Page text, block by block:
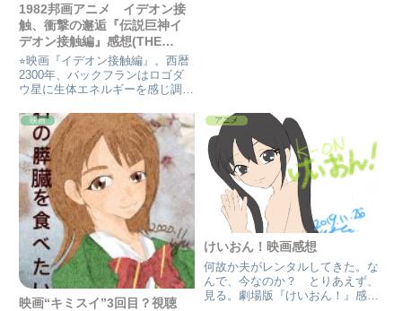
1982邦画アニメ イデオン接
触、衝撃の邂逅『伝説巨神イ
デオン接触編』感想(THE
IDEON; A CONTACT)
⭐︎映画『イデオン接触編』。西暦
2300年、バックフランはロゴダ
ウ星に生体エネルギーを感じ調査
が星に行く事により、ロゴダウ
(ソロ星)にいた地球人と対話する
間もなく争いが起こる。ソロ星の
コスモは争いに巻き込まれる
映画
映画“キミスイ”3回目？視聴
アニメ
けいおん！映画感想
何故か夫がレンタルしてきた。な
んで、今なのか？ とりあえず、
見る。劇場版『けいおん！』感